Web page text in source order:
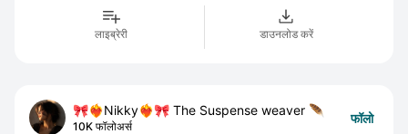
लाइब्रेरी डाउनलोड करें
🎀❤️‍🔥Nikky❤️‍🔥🎀 The Suspense weaver 🪶
10K फॉलोअर्स
फॉलो